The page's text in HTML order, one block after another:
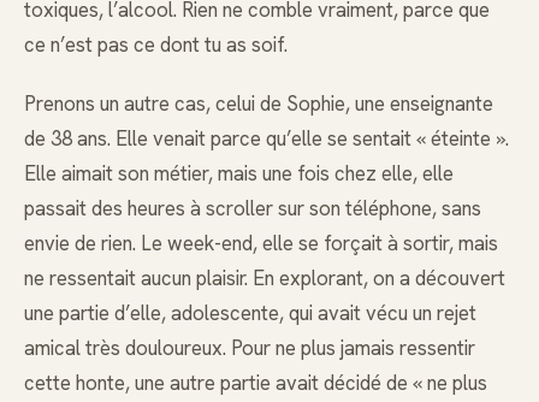
toxiques, l’alcool. Rien ne comble vraiment, parce que
ce n’est pas ce dont tu as soif.
Prenons un autre cas, celui de Sophie, une enseignante
de 38 ans. Elle venait parce qu’elle se sentait « éteinte ».
Elle aimait son métier, mais une fois chez elle, elle
passait des heures à scroller sur son téléphone, sans
envie de rien. Le week-end, elle se forçait à sortir, mais
ne ressentait aucun plaisir. En explorant, on a découvert
une partie d’elle, adolescente, qui avait vécu un rejet
amical très douloureux. Pour ne plus jamais ressentir
cette honte, une autre partie avait décidé de « ne plus